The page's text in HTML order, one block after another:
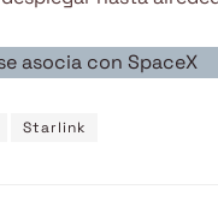
asocia con SpaceX
Starlink